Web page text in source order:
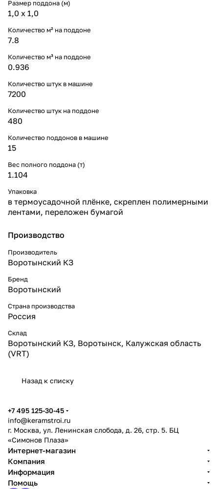
Размер поддона (м)
1,0 х 1,0
Количество м² на поддоне
7.8
Количество м³ на поддоне
0.936
Количество штук в машине
7200
Количество штук на поддоне
480
Количество поддонов в машине
15
Вес полного поддона (т)
1.104
Упаковка
в термоусадочной плёнке, скреплен полимерными
лентами, переложен бумагой
Производство
Производитель
Воротынский КЗ
Бренд
Воротынский
Страна производства
Россия
Склад
Воротынский КЗ, Воротынск, Калужская область
(VRT)
Назад к списку
+7 495 125-30-45
info@keramstroi.ru
г. Москва, ул. Ленинская слобода, д. 26, стр. 5. БЦ
«Симонов Плаза»
Интернет-магазин
Компания
Информация
Помощь